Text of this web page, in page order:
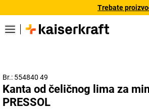
Trebate
Br.: 554840 49
Kanta od čeličnog lima za
PRESSOL